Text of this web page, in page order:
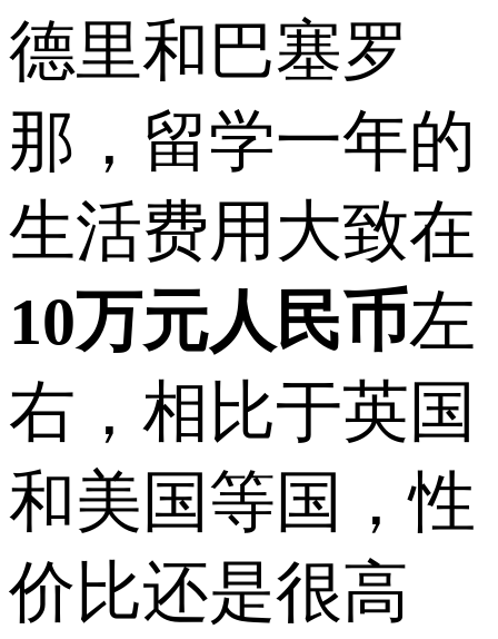
德里和巴塞罗
那，留学一年的
生活费用大致在
10万元人民币左
右，相比于英国
和美国等国，性
价比还是很高